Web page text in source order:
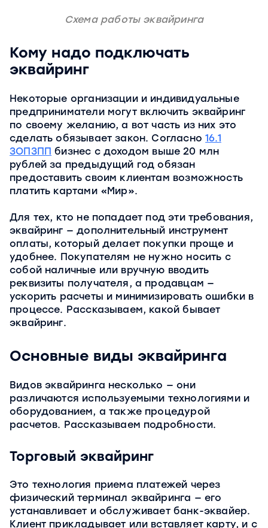
Схема работы эквайринга
Кому надо подключать
эквайринг
Некоторые организации и индивидуальные
предприниматели могут включить эквайринг
по своему желанию, а вот часть из них это
сделать обязывает закон. Согласно16.1
ЗОПЗПП бизнес с доходом выше 20 млн
рублей за предыдущий год обязан
предоставить своим клиентам возможность
платить картами «Мир».
Для тех, кто не попадает под эти требования,
эквайринг — дополнительный инструмент
оплаты, который делает покупки проще и
удобнее. Покупателям не нужно носить с
собой наличные или вручную вводить
реквизиты получателя, а продавцам —
ускорить расчеты и минимизировать ошибки в
процессе. Рассказываем, какой бывает
эквайринг.
Основные виды эквайринга
Видов эквайринга несколько — они
различаются используемыми технологиями и
оборудованием, а также процедурой
расчетов. Рассказываем подробности.
Торговый эквайринг
Это технология приема платежей через
физический терминал эквайринга — его
устанавливает и обслуживает банк-эквайер.
Клиент прикладывает или вставляет карту, и с